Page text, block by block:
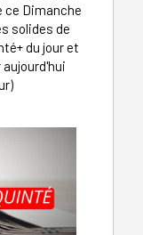
ce Dimanche
solides de
du jour et